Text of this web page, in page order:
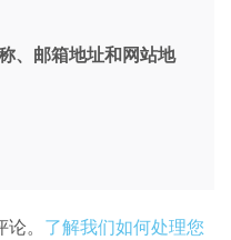
、邮箱地址和网站地
。 了解我们如何处理您